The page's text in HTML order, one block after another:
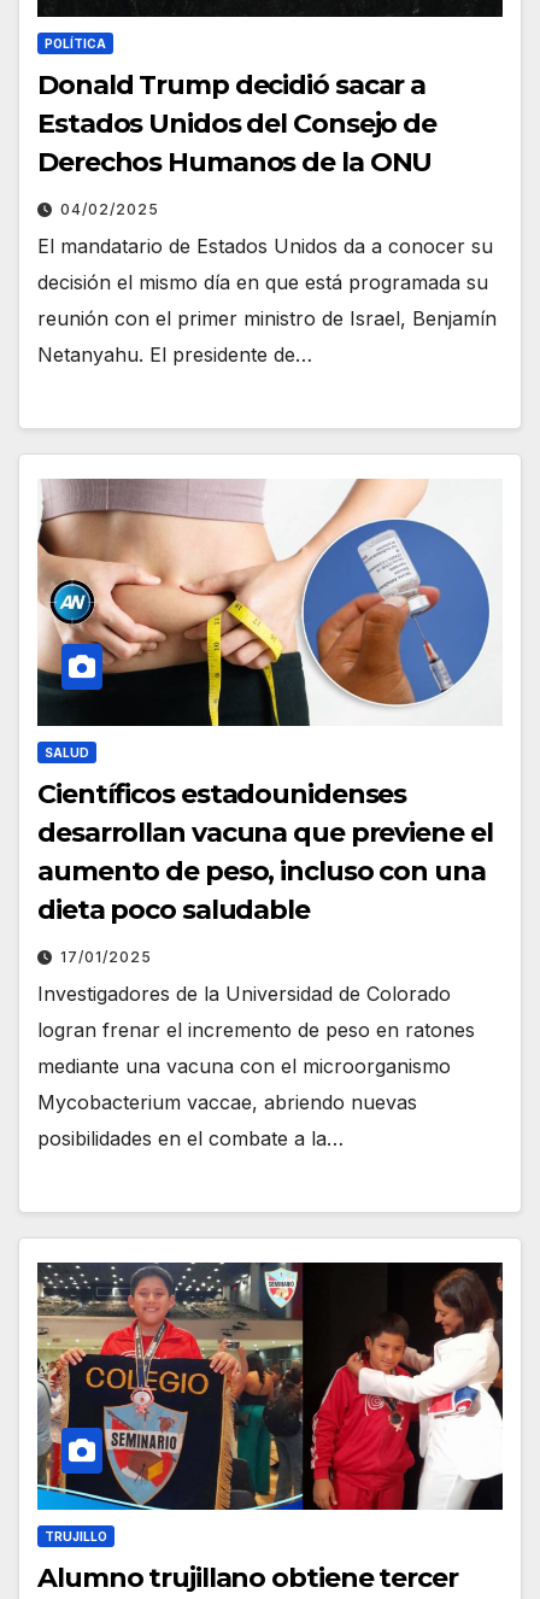
POLÍTICA
Donald Trump decidió sacar a
Estados Unidos del Consejo de
Derechos Humanos de la ONU
04/02/2025
El mandatario de Estados Unidos da a conocer su
decisión el mismo día en que está programada su
reunión con el primer ministro de Israel, Benjamín
Netanyahu. El presidente de…
SALUD
Científicos estadounidenses
desarrollan vacuna que previene el
aumento de peso, incluso con una
dieta poco saludable
17/01/2025
Investigadores de la Universidad de Colorado
logran frenar el incremento de peso en ratones
mediante una vacuna con el microorganismo
Mycobacterium vaccae, abriendo nuevas
posibilidades en el combate a la…
TRUJILLO
Alumno trujillano obtiene tercer